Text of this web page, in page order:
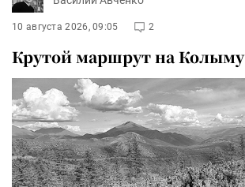
10 августа 2026, 09:05 2
Крутой маршрут на Колыму